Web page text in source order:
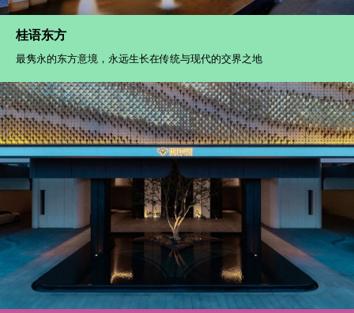
桂语东方
最隽永的东方意境，永远生长在传统与现代的交界之地